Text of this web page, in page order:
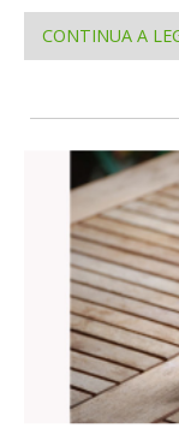
CONTINUA A